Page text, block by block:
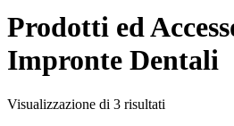
Prodotti ed
Impronte Dentali
Visualizzazione di 3 risultati